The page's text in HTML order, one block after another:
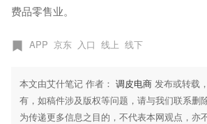
费品零售业。
APP 京东 入口 线上 线下
本文由艾什笔记 作者：调皮电商 发布或转载
有，如稿件涉及版权等问题，请与我们联系删
为传递更多信息之目的，不代表本网观点，亦